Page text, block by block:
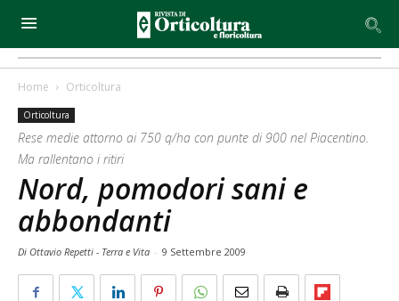
Home Orticoltura
Orticoltura
Rese medie attorno ai 750 q/ha con punte di 900 nel Piacentino.
Ma rallentano i ritiri
Nord, pomodori sani e
abbondanti
Di Ottavio Repetti - Terra e Vita - 9 Settembre 2009